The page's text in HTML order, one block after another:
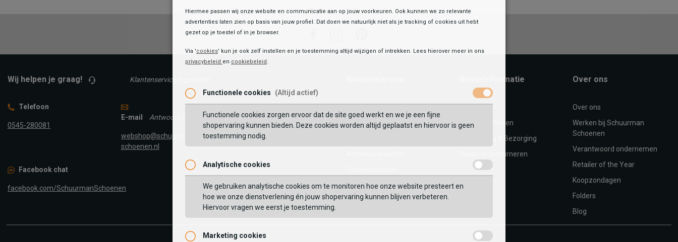
Wij helpen je graag! Klantenservice is gesloten
Telefoon
0545-280081
E-mail Antwoord binnen 24 uur
webshop@schuurman-
schoenen.nl
Facebook chat
facebook.com/SchuurmanSchoenen
Mijn Account
Maattabel
Contact
Bestelinformatie
Betaalmethoden
Verzending & Bezorging
Ruilen of retourneren
Over ons
Over ons
Werken bij Schuurman
Schoenen
Verantwoord ondernemen
Retailer of the Year
Koopzondagen
Folders
Blog
Hiermee passen wij onze website en communicatie aan op jouw voorkeuren. Ook kunnen we zo relevante
advertenties laten zien op basis van jouw profiel. Dat doen we natuurlijk niet als je tracking of cookies uit hebt
gezet op je toestel of in je browser.
Via 'cookies' kun je ook zelf instellen en je toestemming altijd wijzigen of intrekken. Lees hierover meer in ons
privacybeleid en cookiebeleid .
Functionele cookies (Altijd actief)
Functionele cookies zorgen ervoor dat de site goed werkt en we je een fijne
shopervaring kunnen bieden. Deze cookies worden altijd geplaatst en hiervoor is geen
toestemming nodig.
Analytische cookies
We gebruiken analytische cookies om te monitoren hoe onze website presteert en
hoe we onze dienstverlening én jouw shopervaring kunnen blijven verbeteren.
Hiervoor vragen we eerst je toestemming.
Marketing cookies